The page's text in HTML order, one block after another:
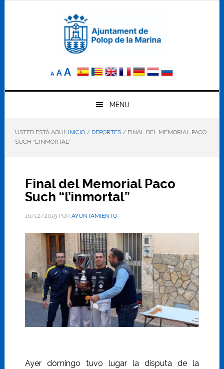
A
Reducir
elA Tamaño
AAumentar
el
tamaño
letra
MENU
USTED ESTÁ AQUÍ: INICIO / DEPORTES /FINAL DEL MEMORIAL PACO
SUCH “L’INMORTAL”
Final del Memorial Paco
Such “l’inmortal”
16/12/2019POR AYUNTAMIENTO
Ayer domingo tuvo lugar la disputa de la